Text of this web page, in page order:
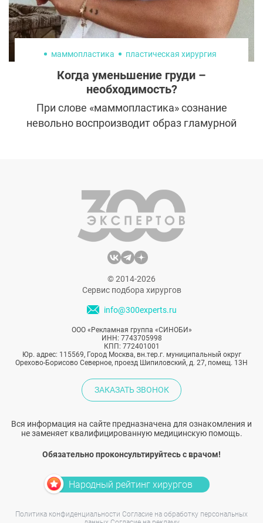
маммопластика пластическая хирургия
Когда уменьшение груди –
необходимость?
При слове «маммопластика» сознание
невольно воспроизводит образ гламурной
эстетической медицины помогают
девушкам обрести гармонию с собой и
избавляют от комплексов.
© 2014-2026
Сервис подбора хирургов
info@300experts.ru
ООО «Рекламная группа «СИНОБИ»
ИНН: 7743705998
КПП: 772401001
Юр. адрес: 115569, Город Москва, вн.тер.г. муниципальный округ
Орехово-Борисово Северное, проезд Шипиловский, д. 27, помещ. 13Н
ЗАКАЗАТЬ ЗВОНОК
Вся информация на сайте предназначена для ознакомления и
не заменяет квалифицированную медицинскую помощь.
Обязательно проконсультируйтесь с врачом!
Народный рейтинг хирургов
Политика конфиденциальности Согласие на обработку персональных